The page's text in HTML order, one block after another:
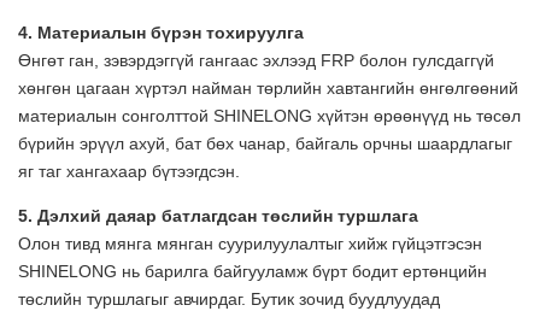
4. Материалын бүрэн тохируулга
Өнгөт ган, зэвэрдэггүй гангаас эхлээд FRP болон гулсдаггүй
хөнгөн цагаан хүртэл найман төрлийн хавтангийн өнгөлгөөний
материалын сонголттой SHINELONG хүйтэн өрөөнүүд нь төсөл
бүрийн эрүүл ахуй, бат бөх чанар, байгаль орчны шаардлагыг
яг таг хангахаар бүтээгдсэн.
5. Дэлхий даяар батлагдсан төслийн туршлага
Олон тивд мянга мянган суурилуулалтыг хийж гүйцэтгэсэн
SHINELONG нь барилга байгууламж бүрт бодит ертөнцийн
төслийн туршлагыг авчирдаг. Бутик зочид буудлуудад